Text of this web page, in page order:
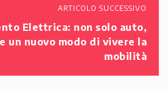
ARTICOLO SUCCESSIVO
Elettrica: non solo auto,
un nuovo modo di vivere la
mobilità